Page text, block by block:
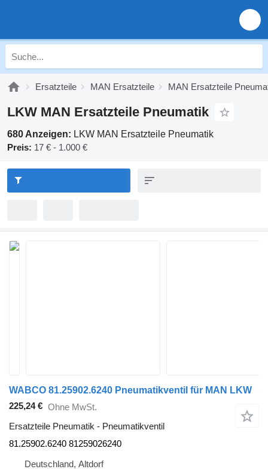
Ersatzteile MAN Ersatzteile MAN Ersatzteile
LKW MAN Ersatzteile Pneumatik
680 Anzeigen: LKW MAN Ersatzteile Pneumatik
Preis: 17 € - 1.000 €
WABCO 81.25902.6240 Pneumatikventil für MAN LKW
225,24 € Ohne MwSt.
Ersatzteile Pneumatik - Pneumatikventil
81.25902.6240 81259026240
Deutschland, Altdorf